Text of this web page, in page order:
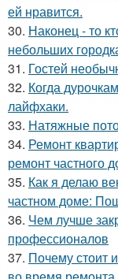
ей нравится.
30. Наконец - то
небольших
31. Гостей
32. Когда
лайфхаки.
33. Натяжные
34. Ремонт
ремонт частного
35. Как я делаю
частном доме:
36. Чем лучше
профессионалов
37. Почему стоит